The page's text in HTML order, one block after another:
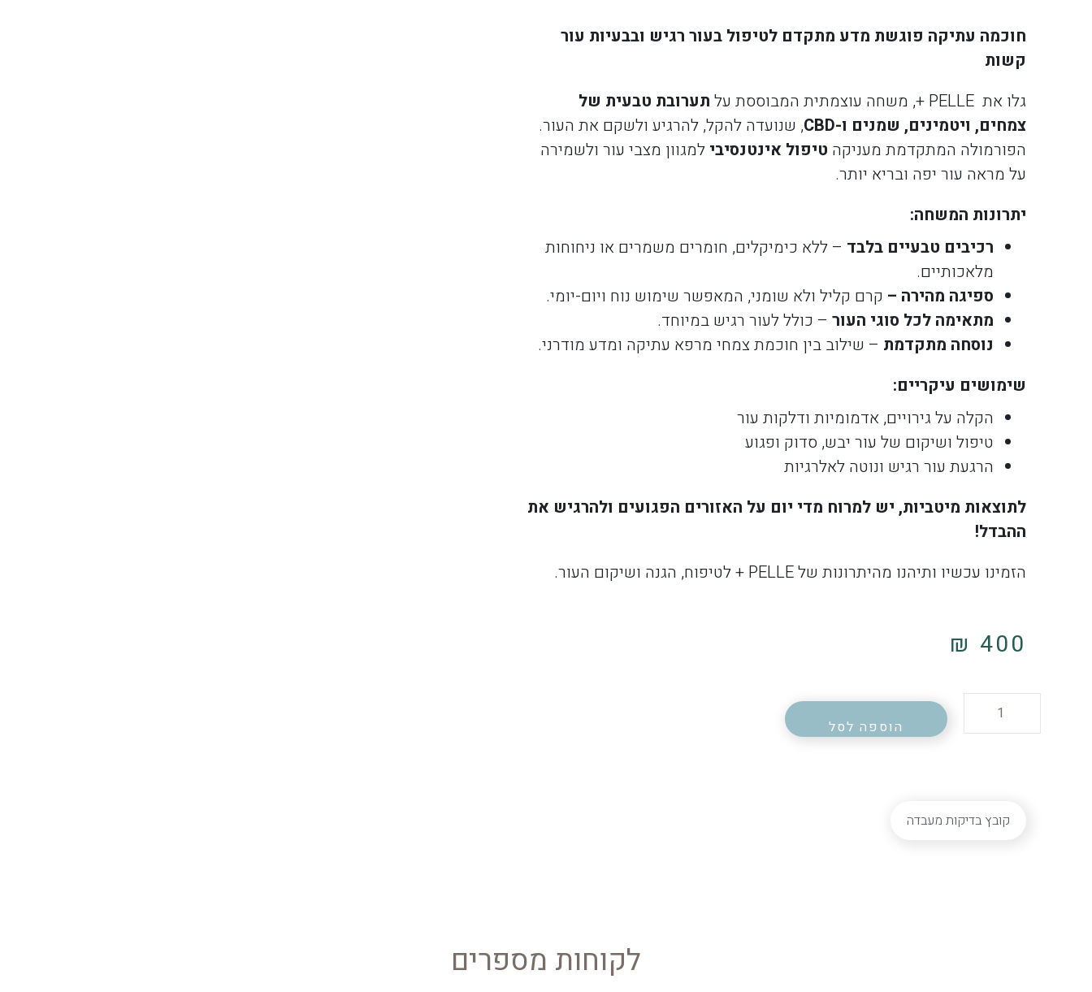
חוכמה עתיקה פוגשת מדע מתקדם לטיפול בעור רגיש ובבעיות עור
קשות
גלו את PELLE +, משחה עוצמתית המבוססת על
תערובת טבעית של
צמחים, ויטמינים, שמנים ו-CBD, שנועדה להקל, להרגיע ולשקם את העור.
הפורמולה המתקדמת מעניקה טיפול אינטנסיבי למגוון מצבי עור ולשמירה
על מראה עור יפה ובריא יותר.
יתרונות המשחה:
רכיבים טבעיים בלבד – ללא כימיקלים, חומרים משמרים או ניחוחות
מלאכותיים.
ספיגה מהירה – קרם קליל ולא שומני, המאפשר שימוש נוח ויום-יומי.
מתאימה לכל סוגי העור – כולל לעור רגיש במיוחד.
נוסחה מתקדמת – שילוב בין חוכמת צמחי מרפא עתיקה ומדע מודרני.
שימושים עיקריים:
הקלה על גירויים, אדמומיות ודלקות עור
טיפול ושיקום של עור יבש, סדוק ופגוע
הרגעת עור רגיש ונוטה לאלרגיות
לתוצאות מיטביות, יש למרוח מדי יום על האזורים הפגועים ולהרגיש את
ההבדל!
הזמינו עכשיו ותיהנו מהיתרונות של PELLE + לטיפוח, הגנה ושיקום העור.
₪ 400
הוספה לסל
קובץ בדיקות מעבדה
לקוחות מספרים